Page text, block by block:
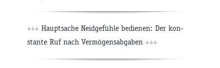
+++ Hauptsache Neid­gefühle bedienen: Der kon­
stante Ruf nach Vermögens­abgaben +++